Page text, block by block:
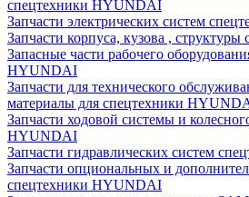
спецтехники HYUNDAI
Запчасти электрических систем
Запчасти корпуса, кузова ,
Запасные части рабочего
HYUNDAI
Запчасти для технического
материалы для спецтехники
Запчасти ходовой системы и
HYUNDAI
Запчасти гидравлических систем
Запчасти опциональных и
спецтехники HYUNDAI